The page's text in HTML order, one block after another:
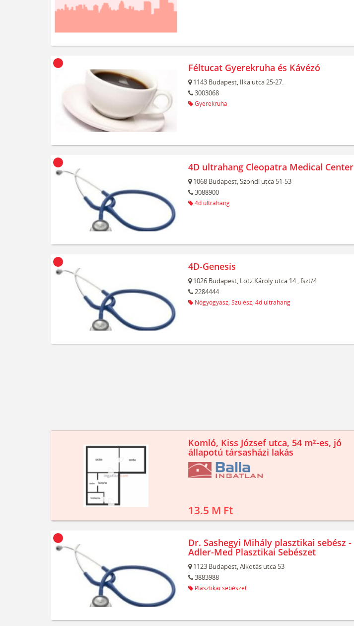
Féltucat Gyerekruha és Kávézó
1143 Budapest, Ilka utca 25-27.
3003068
Gyerekruha
4D ultrahang Cleopatra Medical Center
1068 Budapest,Szondi utca 51-53
3088900
4d ultrahang
4D-Genesis
1026 Budapest, Lotz Károly utca 14, fszt/4
2284444
Nőgyógyász, Szülész, 4d ultrahang
Komló, Kiss József utca, 54 m²-es, jó
állapotú társasházi lakás
13.5 M Ft
Dr. Sashegyi Mihály plasztikai sebész -
Adler-Med Plasztikai Sebészet
1123 Budapest,Alkotás utca 53
3883988
Plasztikai sebészet